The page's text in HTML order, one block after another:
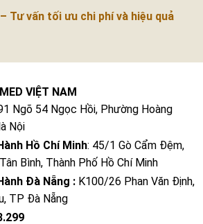
Tư vấn tối ưu chi phí và hiệu quả
VIỆT NAM
Ngõ 54 Ngọc Hồi, Phường Hoàng
Nội
Hồ Chí Minh: 45/1 Gò Cẩm Đệm,
Bình, Thành Phố Hồ Chí Minh
Đà Nẵng :K100/26 Phan Văn Định,
TP Đà Nẵng